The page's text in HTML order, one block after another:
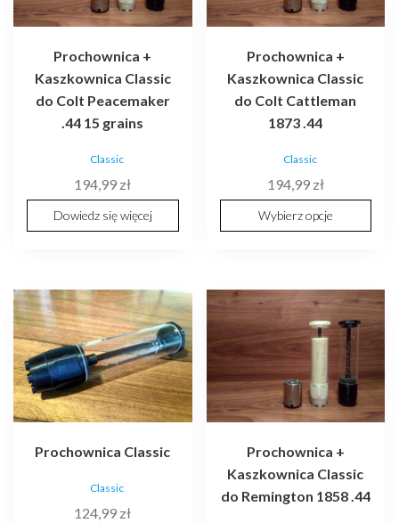
Prochownica +
Kaszkownica Classic
do Colt Peacemaker
.44 15 grains
Classic
194,99 zł
Dowiedz się więcej
Prochownica +
Kaszkownica Classic
do Colt Cattleman
1873 .44
Classic
194,99 zł
Wybierz opcje
Opcje
można
wybrać
stronie
Prochownica Classic
Classic
124,99 zł
Ten
produkt
ma
wiele
wariantów.
Opcje
można
wybrać
Prochownica +
Kaszkownica Classic
do Remington 1858 .44
Ten
produkt
ma
wiele
wariantów.
Opcje
można
wybrać
stronie